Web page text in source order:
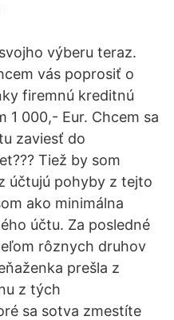
výberu teraz.
vás poprosiť o
firemnú kreditnú
1 000,- Eur. Chcem sa
zaviesť do
Tiež by som
účtujú pohyby z tejto
ako minimálna
účtu. Za posledné
rôznych druhov
prešla z
z tých
sa sotva zmestíte